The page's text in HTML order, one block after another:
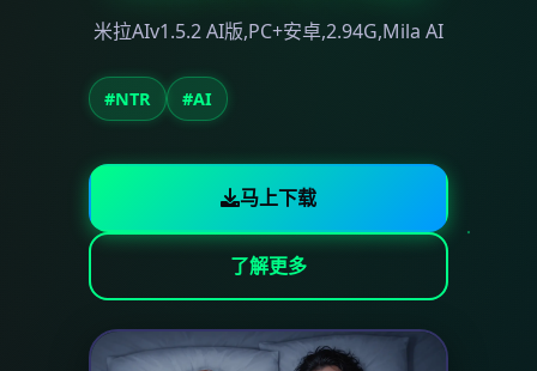
米拉AIv1.5.2 AI版,PC+安卓,2.94G,Mila AI
#NTR #AI
马上下载
了解更多